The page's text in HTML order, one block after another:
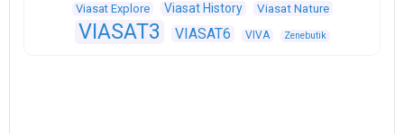
Viasat Explore Viasat History Viasat Nature
VIASAT3 VIASAT6 VIVA Zenebutik